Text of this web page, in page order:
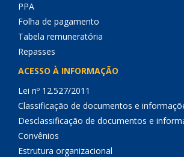
PPA
Folha de pagamento
Tabela remuneratória
Repasses
ACESSO À INFORMAÇÃO
Lei nº 12.527/2011
Classificação de documentos e
Desclassificação de documentos e
Convênios
Estrutura organizacional